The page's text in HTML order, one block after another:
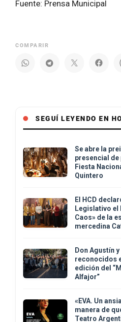
Fuente: Prensa Municipal
COMPARIR
SEGUÍ LEYENDO EN
Se abre la
presencial de
Fiesta
Quintero
El HCD
Legislativo el
Caos» de la
mercedina
Don Agustín
reconocidos
edición del
Alfajor”
«EVA. Un
manera de
Teatro